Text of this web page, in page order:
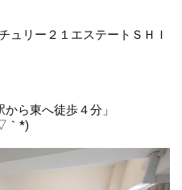
ュリー２１エステートＳＨＩ
ら東へ徒歩４分」
｀*)